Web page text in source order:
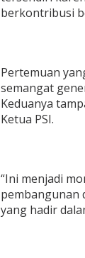
berkontribusi
Pertemuan
semangat
Keduanya
Ketua PSI.
“Ini menjadi
pembangunan
yang hadir